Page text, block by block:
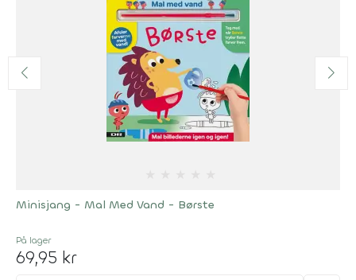
Minisjang - Mal Med Vand - Børste
På lager
69,95 kr